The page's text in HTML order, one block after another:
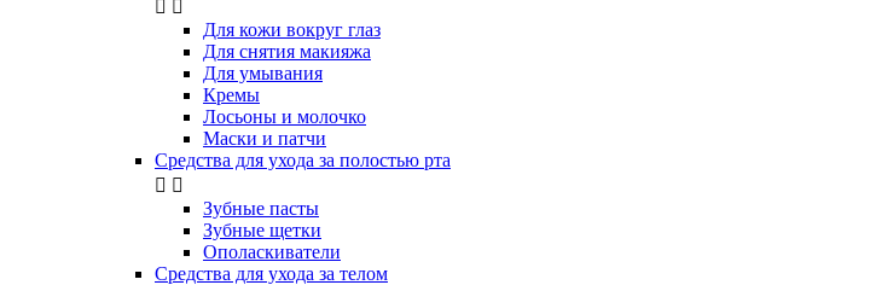
 
Для кожи вокруг глаз
Для снятия макияжа
Для умывания
Кремы
Лосьоны и молочко
Маски и патчи
Средства для ухода за полостью рта
 
Зубные пасты
Зубные щетки
Ополаскиватели
Средства для ухода за телом